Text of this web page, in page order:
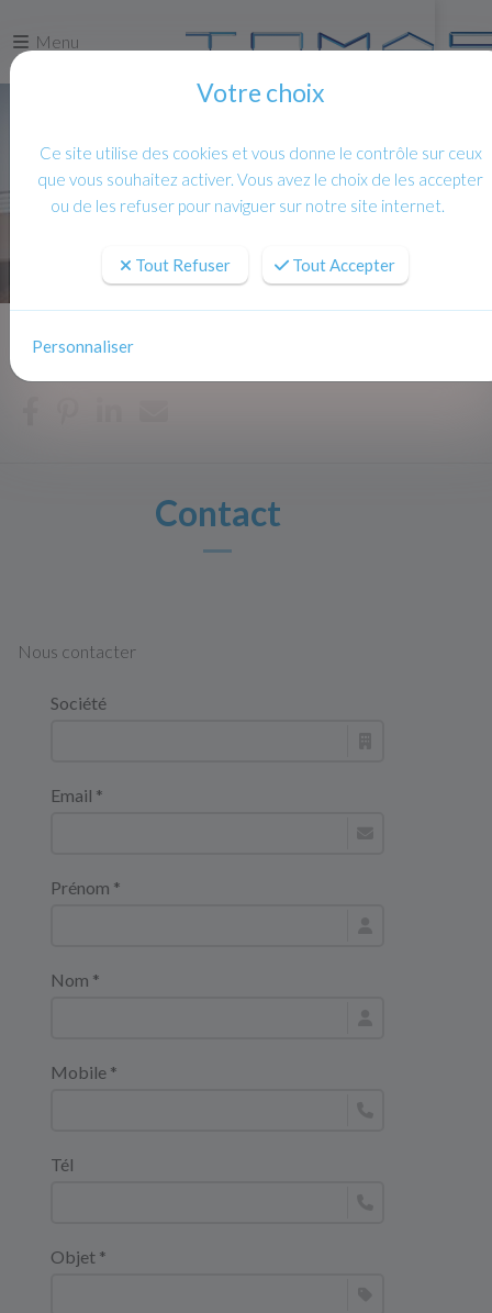
Menu
Contact
Nous contacter
Société
Email *
Prénom *
Nom *
Mobile *
Tél
Objet *
Votre choix
Ce site utilise des cookies et vous donne le contrôle sur ceux
que vous souhaitez activer. Vous avez le choix de les accepter
ou de les refuser pour naviguer sur notre site internet.
Tout Refuser Tout Accepter
Personnaliser